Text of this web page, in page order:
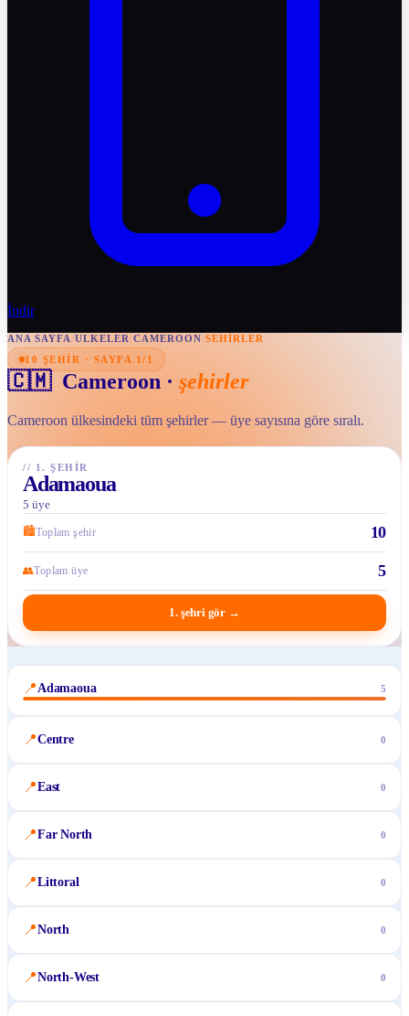
İndir
ANA SAYFA/ULKELER/CAMEROON/SEHIRLER
10 ŞEHIR · SAYFA 1/1
🇨🇲 Cameroon · şehirler
Cameroon ülkesindeki tüm şehirler — üye sayısına göre sıralı.
// 1. ŞEHIR
Adamaoua
5 üye
🏙Toplam şehir 10
👥Toplam üye 5
1. şehri gör →
📍Adamaoua 5
📍Centre 0
📍East 0
📍Far North 0
📍Littoral 0
📍North 0
📍North-West 0